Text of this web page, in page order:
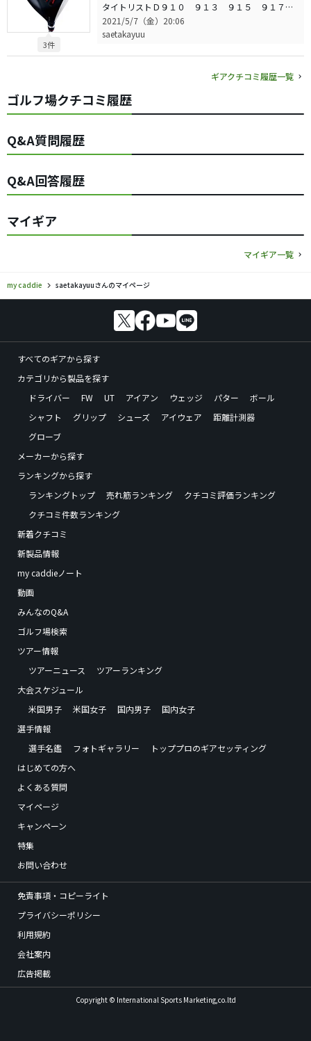
3件
タイトリストＤ９１０ ９１３ ９１５ ９１７のＤ２ Ｄ３キャロウェイＸ１６と外国製を色々と長く使っていましたが、なぜかいまいち振りずらい。昔は、ホンマ（パーシモン）ミズノ（ｓ３００）、ヤマハのドライバー使って振りずらいとは、あまり感じませんでした。芯で打てれば、飛距離的にはどのドライバーもさほど違いはありませんが、自分の身長（１６８）くらいでは、ジャパンブランドが合うのかもしれません 久々の日本製ドライバー 扱いやすいです。もしかすると外国製がいまいち自分に扱いずらいのは重心距離が長いのと、慣性モーメントが大きすぎるからかもしれませんね。ちなみにこのドライバーを買おうと思ったのは、ユーチューブの動画で、オノフ黒２０１７の動画を見たのが決めたになりました。
2021/5/7（金）20:06
saetakayuu
ギアクチコミ履歴一覧
ゴルフ場クチコミ履歴
Q&A質問履歴
Q&A回答履歴
マイギア
マイギア一覧
my caddie saetakayuuさんのマイページ
すべてのギアから探す
カテゴリから製品を探す
ドライバー
FW UT アイアン ウェッジ パター
ボール
シャフト
グリップ シューズ アイウェア
距離計測器
グローブ
メーカーから探す
ランキングから探す
ランキングトップ
売れ筋ランキング
クチコミ評価ランキング
クチコミ件数ランキング
新着クチコミ
新製品情報
my caddieノート
動画
みんなのQ&A
ゴルフ場検索
ツアー情報
ツアーニュース
ツアーランキング
大会スケジュール
米国男子
米国女子 国内男子
国内女子
選手情報
選手名鑑
フォトギャラリー
トッププロのギアセッティング
はじめての方へ
よくある質問
マイページ
キャンペーン
特集
お問い合わせ
免責事項・コピーライト
プライバシーポリシー
利用規約
会社案内
広告掲載
Copyright © International Sports Marketing,co.ltd